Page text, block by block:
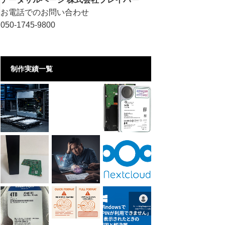
お電話でのお問い合わせ
050-1745-9800
制作実績一覧